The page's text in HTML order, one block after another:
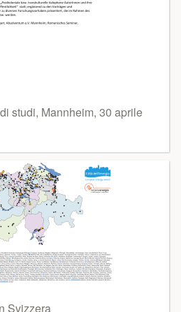
studi, Mannheim, 30 aprile
Svizzera